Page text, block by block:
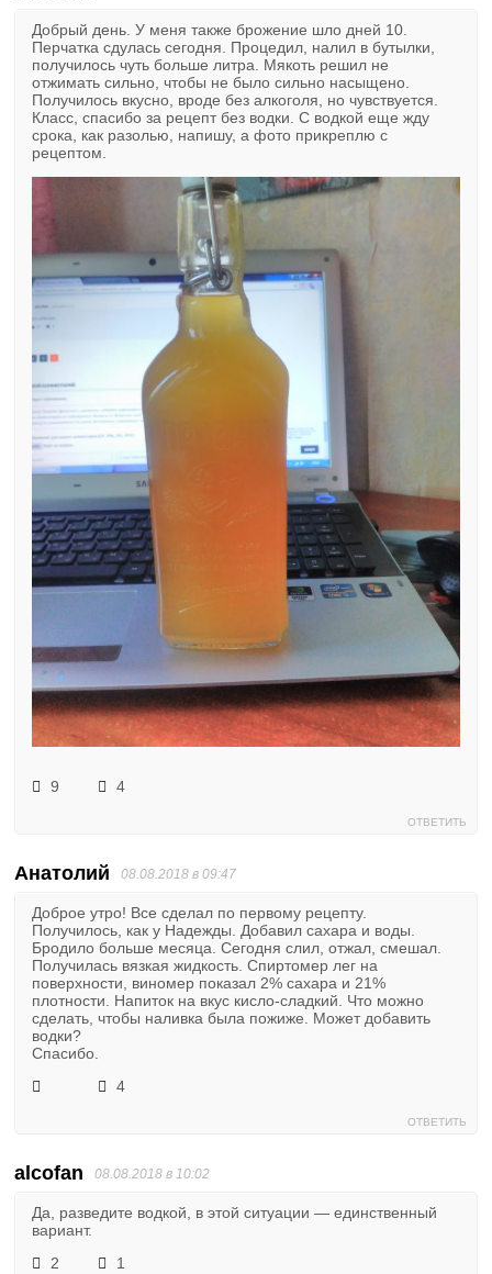
Добрый день. У меня также брожение шло дней 10.
Перчатка сдулась сегодня. Процедил, налил в бутылки,
получилось чуть больше литра. Мякоть решил не
отжимать сильно, чтобы не было сильно насыщено.
Получилось вкусно, вроде без алкоголя, но чувствуется.
Класс, спасибо за рецепт без водки. С водкой еще жду
срока, как разолью, напишу, а фото прикреплю с
рецептом.
9 4
ОТВЕТИТЬ
Анатолий 08.08.2018 в 09:47
Доброе утро! Все сделал по первому рецепту.
Получилось, как у Надежды. Добавил сахара и воды.
Бродило больше месяца. Сегодня слил, отжал, смешал.
Получилась вязкая жидкость. Спиртомер лег на
поверхности, виномер показал 2% сахара и 21%
плотности. Напиток на вкус кисло-сладкий. Что можно
сделать, чтобы наливка была пожиже. Может добавить
водки?
Спасибо.
4
ОТВЕТИТЬ
alcofan 08.08.2018 в 10:02
Да, разведите водкой, в этой ситуации — единственный
вариант.
2
1